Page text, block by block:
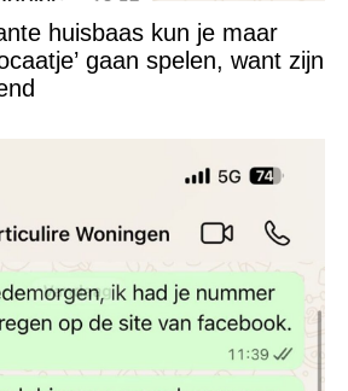
huisbaas kun je maar
gaan spelen, want zijn